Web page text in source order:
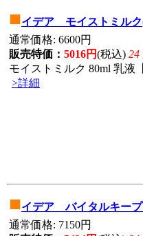
■イデア モイストミルク
通常価格: 6600円
販売特価： 5016円(税込) 24
モイストミルク 80ml 乳液
>詳細
■イデア バイタルキープ
通常価格: 7150円